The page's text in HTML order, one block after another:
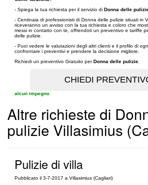
- Spiega la tua richiesta per il servizio di Donna delle
- Centinaia di professionisti di Donna delle pulizie situati in
riceveranno un avviso con la tua richiesta e coloro che
messi in contatto con te, offrendoti un preventivo e tariffe
delle pulizie.
- Puoi vedere le valutazioni degli altri clienti e il profilo di
confrontare i preventivi e prendere la decisione migliore.
Richiedi un preventivo Gratuito perDonna delle pulizie
alcun impegno
Altre richieste di
pulizie Villasimius
Pulizie di villa
Pubblicato il 3-7-2017 a Villasimius (Cagliari)